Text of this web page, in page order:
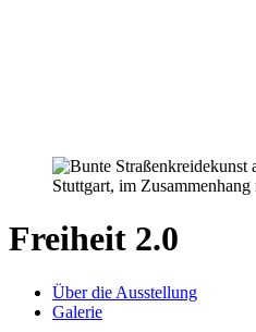
Freiheit 2.0
Über die Ausstellung
Galerie